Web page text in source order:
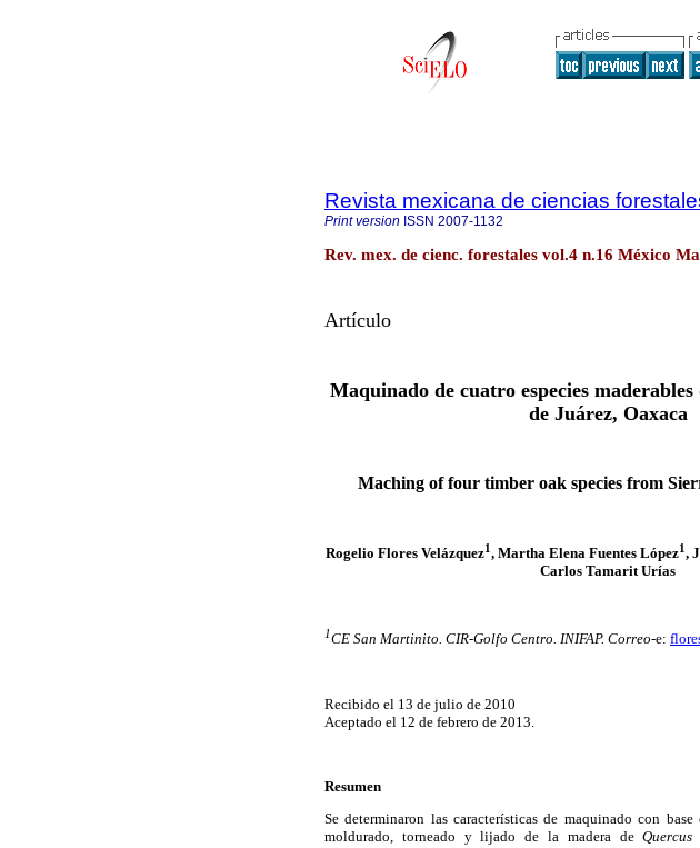
Revista mexicana de ciencias
Print version ISSN 2007-1132
Rev. mex. de cienc. forestales vol.4 n.16 México
Artículo
Maquinado de cuatro especies
de Juárez, Oaxaca
Maching of four timber oak species from
Rogelio Flores Velázquez1, Martha Elena Fuentes López1,
Carlos Tamarit Urías
1CE San Martinito. CIR-Golfo Centro. INIFAP. Correo-e:
Recibido el 13 de julio de 2010
Aceptado el 12 de febrero de 2013.
Resumen
Se determinaron las características de maquinado con
moldurado, torneado y lijado de la madera de